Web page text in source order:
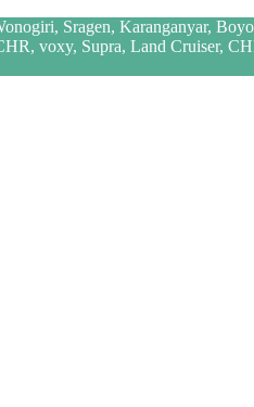
Sragen, Karanganyar,
voxy, Supra, Land Cruiser,